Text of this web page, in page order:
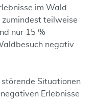
im Wald
zumindest teilweise
nur 15 %
negativ
Situationen
Erlebnisse